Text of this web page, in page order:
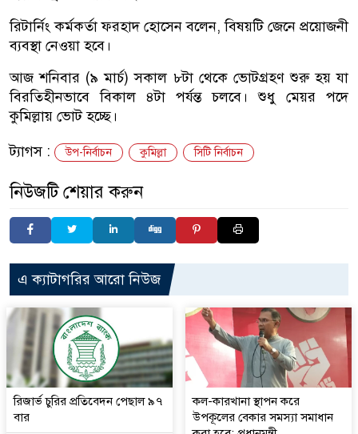
রিটার্নিং কর্মকর্তা ফরহাদ হোসেন বলেন, বিষয়টি জেনে প্রয়োজনী
ব্যবস্থা নেওয়া হবে।
আজ শনিবার (৯ মার্চ) সকাল ৮টা থেকে ভোটগ্রহণ শুরু হয় যা
বিরতিহীনভাবে বিকাল ৪টা পর্যন্ত চলবে। শুধু মেয়র পদে
কুমিল্লায় ভোট হচ্ছে।
ট্যাগস :
উপ-নির্বাচন কুমিল্লা সিটি নির্বাচন
নিউজটি শেয়ার করুন
এ ক্যাটাগরির আরো নিউজ
রিজার্ভ চুরির প্রতিবেদন পেছাল ৯৭
বার
কল-কারখানা স্থাপন করে
উপকূলের বেকার সমস্যা সমাধান